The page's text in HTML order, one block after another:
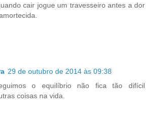
cair jogue um travesseiro antes a dor
29 de outubro de 2014 às 09:38
o equilíbrio não fica tão difícil
coisas na vida.